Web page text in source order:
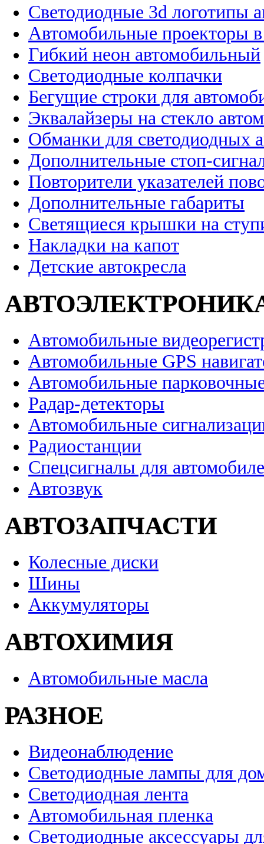
Светодиодные 3d логотипы
Автомобильные проекторы
Гибкий неон автомобильный
Светодиодные колпачки
Бегущие строки для
Эквалайзеры на стекло
Обманки для светодиодных
Дополнительные стоп-
Повторители указателей
Дополнительные габариты
Светящиеся крышки на
Накладки на капот
Детские автокресла
Автомобильные
Автомобильные GPS
Автомобильные
Радар-детекторы
Автомобильные
Радиостанции
Спецсигналы для
Автозвук
АВТОЗАПЧАСТИ
Колесные диски
Шины
Аккумуляторы
АВТОХИМИЯ
Автомобильные масла
РАЗНОЕ
Видеонаблюдение
Светодиодные лампы для
Светодиодная лента
Автомобильная пленка
Светодиодные аксессуары